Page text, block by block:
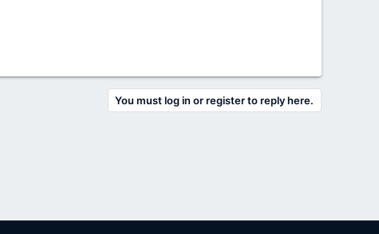
You must log in or register to reply here.